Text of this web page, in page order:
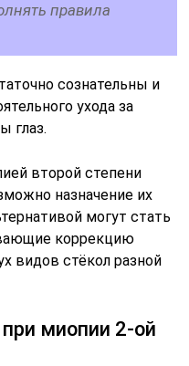
правила
сознательны и
ухода за
глаз.
второй степени
назначение их
могут стать
коррекцию
видов стёкол разной
миопии 2-ой